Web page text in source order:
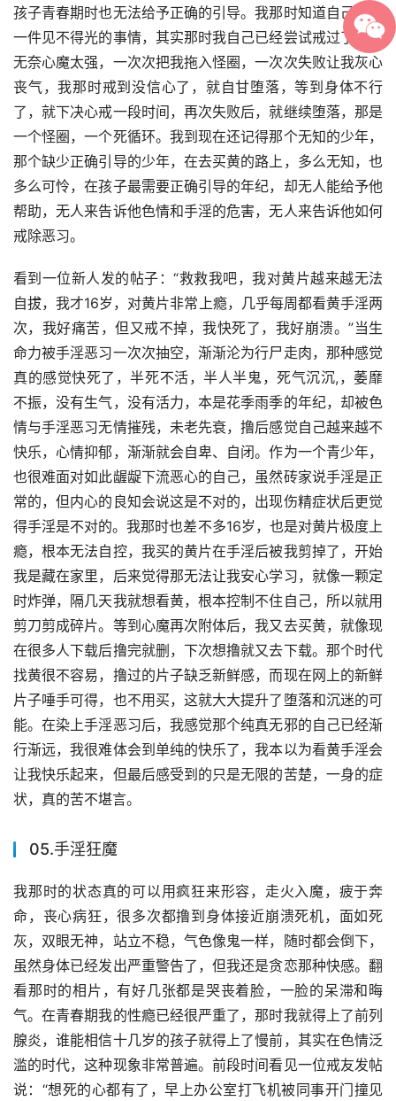
孩子青春期时也无法给予正确的引导。我那时知道自己在做
一件见不得光的事情，其实那时我自己已经尝试戒过了，但
无奈心魔太强，一次次把我拖入怪圈，一次次失败让我灰心
丧气，我那时戒到没信心了，就自甘堕落，等到身体不行
了，就下决心戒一段时间，再次失败后，就继续堕落，那是
一个怪圈，一个死循环。我到现在还记得那个无知的少年，
那个缺少正确引导的少年，在去买黄的路上，多么无知，也
多么可怜，在孩子最需要正确引导的年纪，却无人能给予他
帮助，无人来告诉他色情和手淫的危害，无人来告诉他如何
戒除恶习。
看到一位新人发的帖子：“救救我吧，我对黄片越来越无法
自拔，我才16岁，对黄片非常上瘾，几乎每周都看黄手淫两
次，我好痛苦，但又戒不掉，我快死了，我好崩溃。”当生
命力被手淫恶习一次次抽空，渐渐沦为行尸走肉，那种感觉
真的感觉快死了，半死不活，半人半鬼，死气沉沉,，萎靡
不振，没有生气，没有活力，本是花季雨季的年纪，却被色
情与手淫恶习无情摧残，未老先衰，撸后感觉自己越来越不
快乐，心情抑郁，渐渐就会自卑、自闭。作为一个青少年，
也很难面对如此龌龊下流恶心的自己，虽然砖家说手淫是正
常的，但内心的良知会说这是不对的，出现伤精症状后更觉
得手淫是不对的。我那时也差不多16岁，也是对黄片极度上
瘾，根本无法自控，我买的黄片在手淫后被我剪掉了，开始
我是藏在家里，后来觉得那无法让我安心学习，就像一颗定
时炸弹，隔几天我就想看黄，根本控制不住自己，所以就用
剪刀剪成碎片。等到心魔再次附体后，我又去买黄，就像现
在很多人下载后撸完就删，下次想撸就又去下载。那个时代
找黄很不容易，撸过的片子缺乏新鲜感，而现在网上的新鲜
片子唾手可得，也不用买，这就大大提升了堕落和沉迷的可
能。在染上手淫恶习后，我感觉那个纯真无邪的自己已经渐
行渐远，我很难体会到单纯的快乐了，我本以为看黄手淫会
让我快乐起来，但最后感受到的只是无限的苦楚，一身的症
状，真的苦不堪言。
05.手淫狂魔
我那时的状态真的可以用疯狂来形容，走火入魔，疲于奔
命，丧心病狂，很多次都撸到身体接近崩溃死机，面如死
灰，双眼无神，站立不稳，气色像鬼一样，随时都会倒下，
虽然身体已经发出严重警告了，但我还是贪恋那种快感。翻
看那时的相片，有好几张都是哭丧着脸，一脸的呆滞和晦
气。在青春期我的性瘾已经很严重了，那时我就得上了前列
腺炎，谁能相信十几岁的孩子就得上了慢前，其实在色情泛
滥的时代，这种现象非常普遍。前段时间看见一位戒友发帖
说：“想死的心都有了，早上办公室打飞机被同事开门撞见